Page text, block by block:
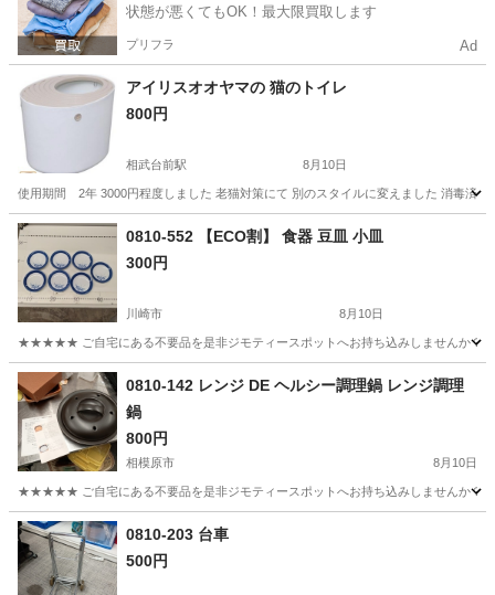
状態が悪くてもOK！最大限買取します
プリフラ Ad
アイリスオオヤマの 猫のトイレ
800円
相武台前駅 8月10日
使用期間 2年 3000円程度しました 老猫対策にて 別のスタイルに変えました 消毒済み
神奈川 座間市 相武台前駅 その他
0810-552 【ECO割】 食器 豆皿 小皿
300円
川崎市 8月10日
★★★★★ ご自宅にある不要品を是非ジモティースポットへお持ち込みしませんか？
神奈川 川崎市 0810-142 レンジ DE ヘルシー調理鍋 レンジ調理
鍋
800円
相模原市 8月10日
★★★★★ ご自宅にある不要品を是非ジモティースポットへお持ち込みしませんか？
神奈川 相模原市 調理器具
0810-203 台車
500円